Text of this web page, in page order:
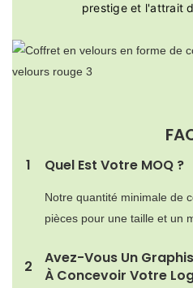
prestige et l'attrait
1 Quel Est Votre MOQ ?
Notre quantité minimale de
pièces pour une taille et un
2
Avez-Vous Un
À Concevoir Votre